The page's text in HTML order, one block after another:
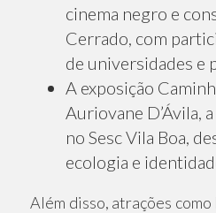
cinema negro e
Cerrado, com
de universidades e
A exposição
Auriovane D’Ávila,
no Sesc Vila Boa,
ecologia e
Além disso, atrações